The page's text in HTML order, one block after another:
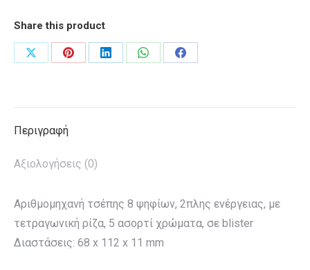
ποσότητα
Share this product
Share
Share
Share
Share
Share
Περιγραφή
Αξιολογήσεις (0)
Αριθμομηχανή τσέπης 8 ψηφίων, 2πλης ενέργειας, με
τετραγωνική ρίζα, 5 ασορτί χρώματα, σε blister
Διαστάσεις: 68 x 112 x 11 mm